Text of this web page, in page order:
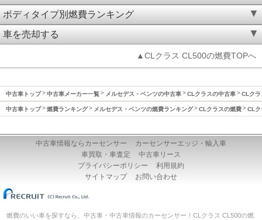
ボディタイプ別燃費ランキング
車を売却する
▲CLクラス CL500の燃費TOPへ
中古車トップ 中古車メーカー一覧 メルセデス・ベンツの中古車 CLクラスの中古車 CLク
中古車トップ 燃費ランキング メルセデス・ベンツの燃費ランキング CLクラスの燃費 CLク
中古車情報ならカーセンサー
カーセンサーエッジ・輸入車
車買取・車査定
中古車リース
プライバシーポリシー
利用規約
サイトマップ
お問い合わせ
燃費のいい車を探すなら、中古車・中古車情報のカーセンサー！CLクラス CL500の燃